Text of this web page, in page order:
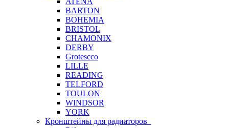
BARTON
BOHEMIA
BRISTOL
CHAMONIX
DERBY
Grotescco
LILLE
READING
TELFORD
TOULON
WINDSOR
YORK
Кронштейны для радиаторов